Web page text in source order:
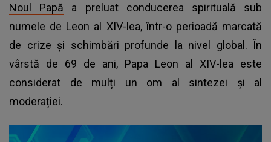
Noul Papă a preluat conducerea spirituală sub
numele de Leon al XIV-lea, într-o perioadă marcată
de crize și schimbări profunde la nivel global. În
vârstă de 69 de ani, Papa Leon al XIV-lea este
considerat de mulți un om al sintezei și al
moderației.